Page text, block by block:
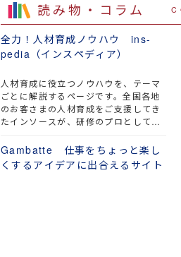
読み物・コラム
全力！人材育成ノウハウ ins-
pedia（インスペディア）
人材育成に役立つノウハウを、テーマ
ごとに解説するページです。全国各地
のお客さまの人材育成をご支援してき
たインソースが、研修のプロとして、
法・事例を全力で記載しています。丹
念に綴っておりますので、ぜひお役立
てください。
Gambatte 仕事をちょっと楽し
くするアイデアに出合えるサイト